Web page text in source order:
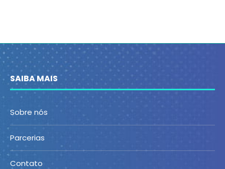
SAIBA MAIS
Sobre nós
Parcerias
Contato